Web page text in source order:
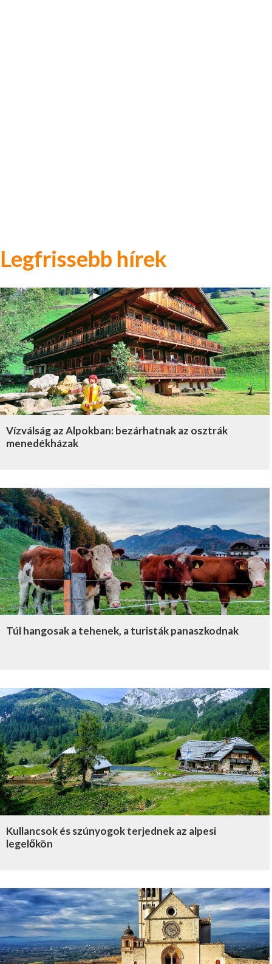
Legfrissebb hírek
Vízválság az Alpokban: bezárhatnak az osztrák
menedékházak
Túl hangosak a tehenek, a turisták panaszkodnak
Kullancsok és szúnyogok terjednek az alpesi
legelőkön